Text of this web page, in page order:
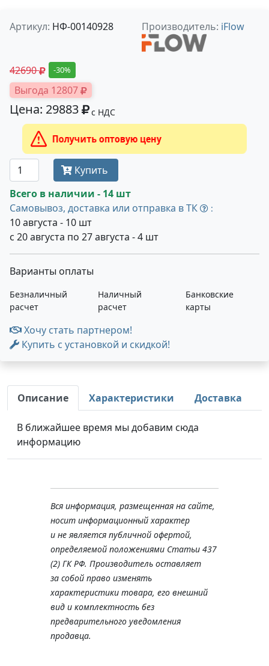
Артикул: НФ-00140928 Производитель: iFlow
42690 -30%
Выгода 12807
Цена: 29883 с НДС
Получить оптовую цену
Купить
Всего в наличии - 14 шт
Самовывоз, доставка или отправка в ТК
:
10 августа - 10 шт
с 20 августа по 27 августа - 4 шт
Варианты оплаты
Безналичный
расчет
Наличный
расчет
Банковские
карты
Хочу стать партнером!
Купить с установкой и скидкой!
Описание Характеристики Доставка
В ближайшее время мы добавим сюда
информацию
Вся информация, размещенная на сайте,
носит информационный характер
и не является публичной офертой,
определяемой положениями Статьи 437
(2) ГК РФ. Производитель оставляет
за собой право изменять
характеристики товара, его внешний
вид и комплектность без
предварительного уведомления
продавца.